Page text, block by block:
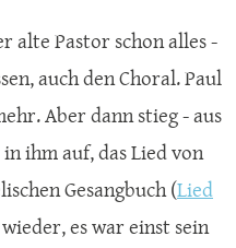
alte Pastor schon alles -
auch den Choral. Paul
Aber dann stieg - aus
ihm auf, das Lied von
Gesangbuch (Lied
es war einst sein